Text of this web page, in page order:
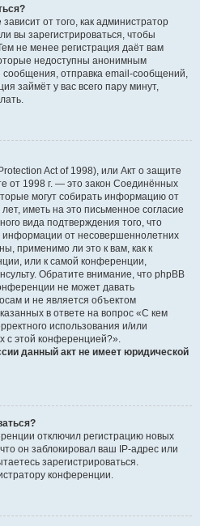
от того, как администратор
вы зарегистрироваться, чтобы
не менее регистрация даёт вам
недоступны анонимным
отправка email-сообщений,
займёт у вас всего пару минут,
Act of 1998), или Акт о защите
от 1998 г. — это закон Соединённых
могут собирать информацию от
иметь на это письменное согласие
вида подтверждения того, что
от несовершеннолетних
применимо ли это к вам, как к
или к самой конференции,
Обратите внимание, что phpBB
не может давать
и не является объектом
в ответе на вопрос «С кем
использования и/или
с этой конференцией?».
данный акт не имеет юридической
отключил регистрацию новых
он заблокировал ваш IP-адрес или
зарегистрироваться.
конференции.